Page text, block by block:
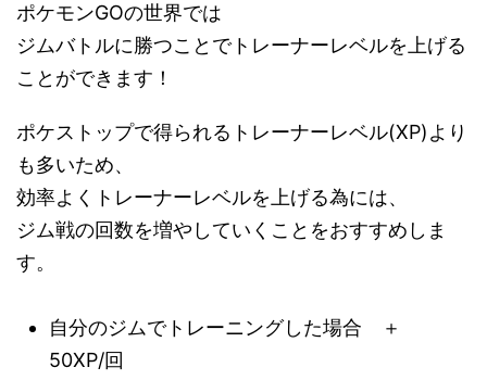
ポケモンGOの世界では
ジムバトルに勝つことでトレーナーレベルを上げる
ことができます！
ポケストップで得られるトレーナーレベル(XP)より
も多いため、
効率よくトレーナーレベルを上げる為には、
ジム戦の回数を増やしていくことをおすすめしま
す。
自分のジムでトレーニングした場合 ＋
50XP/回